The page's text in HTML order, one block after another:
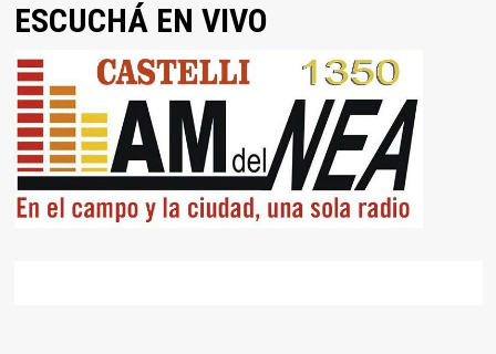
ESCUCHÁ EN VIVO